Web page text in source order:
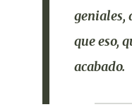
geniales,
que eso,
acabado.